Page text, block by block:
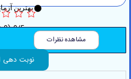
بهترین آزمایشگاه یزد
0/5 (0 نظر)
مشاهده نظرات
نوبت دهی اینترنتی